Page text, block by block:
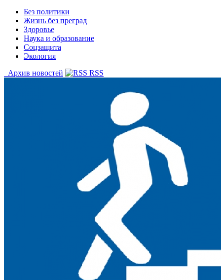
Без политики
Жизнь без преград
Здоровье
Наука и образование
Соцзащита
Экология
Архив новостей
RSS